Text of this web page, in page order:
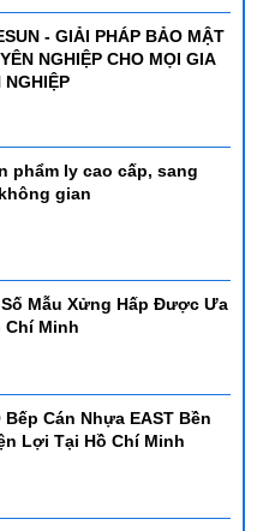
- GIẢI PHÁP BẢO MẬT
NGHIỆP CHO MỌI GIA
phẩm ly cao cấp, sang
gian
Mẫu Xửng Hấp Được Ưa
Chí Minh
Cán Nhựa EAST Bền
Lợi Tại Hồ Chí Minh